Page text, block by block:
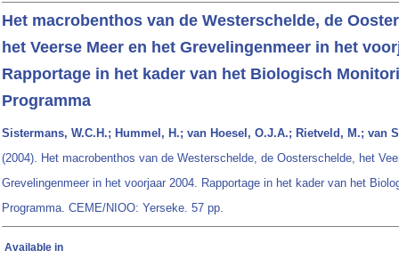
Het macrobenthos van de Westerschelde, de
het Veerse Meer en het Grevelingenmeer in het
Rapportage in het kader van het Biologisch
Programma
Sistermans, W.C.H.; Hummel, H.; van Hoesel, O.J.A.; Rietveld, M.; van
(2004). Het macrobenthos van de Westerschelde, de Oosterschelde, het
Grevelingenmeer in het voorjaar 2004. Rapportage in het kader van het
Programma. CEME/NIOO: Yerseke. 57 pp.
Available in